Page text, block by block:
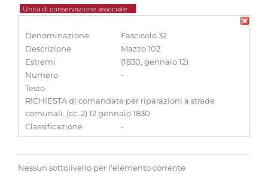
Unità di conservazione associate
Denominazione
Fascicolo 32
Descrizione
Mazzo 102
Estremi
(1830, gennaio 12)
Numero
-
Testo
RICHIESTA di comandate per riparazioni a strade
comunali. (cc. 2) 12 gennaio 1830
Classificazione
-
Nessun sottolivello per l'elemento corrente